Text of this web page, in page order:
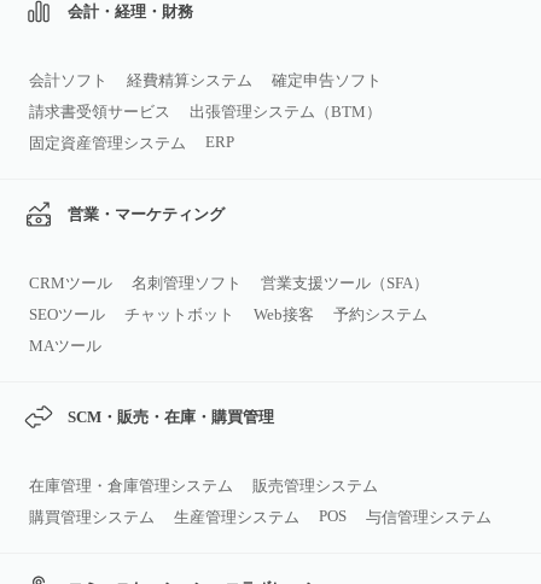
会計・経理・財務
会計ソフト 経費精算システム
確定申告ソフト
請求書受領サービス
出張管理システム（BTM）
固定資産管理システム
ERP
営業・マーケティング
CRMツール 名刺管理ソフト
営業支援ツール（SFA）
SEOツール
チャットボット Web接客
予約システム
MAツール
SCM・販売・在庫・購買管理
在庫管理・倉庫管理システム
販売管理システム
購買管理システム
生産管理システム POS 与信管理システム